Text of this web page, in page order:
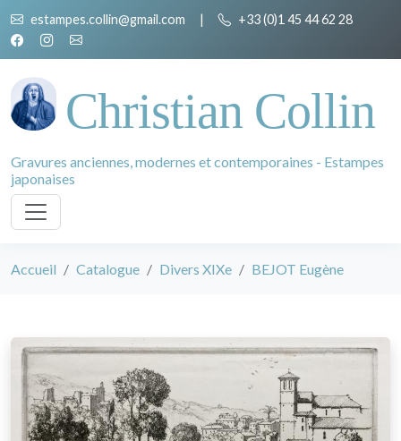
estampes.collin@gmail.com | +33 (0)1 45 44 62 28
Christian Collin
Gravures anciennes, modernes et contemporaines - Estampes
japonaises
Accueil Catalogue Divers XIXe BEJOT Eugène